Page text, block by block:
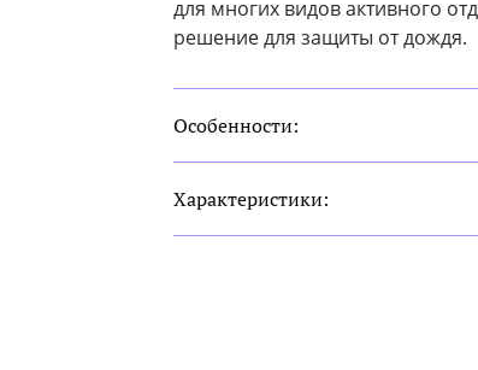
для многих видов активного
решение для защиты от дождя.
Особенности:
Характеристики: